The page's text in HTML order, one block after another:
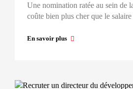
Une nomination ratée au sein de
coûte bien plus cher que le salaire
En savoir plus